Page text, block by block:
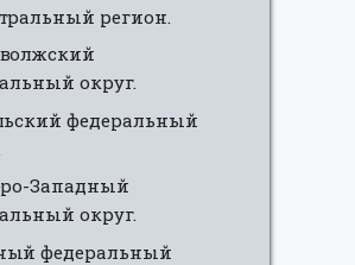
регион.
округ.
федеральный
Западный
округ.
федеральный